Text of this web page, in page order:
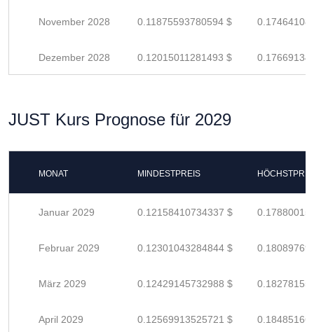
November 2028 0.11875593780594 $
Dezember 2028 0.12015011281493 $
JUST Kurs Prognose für 2029
MONAT MINDESTPREIS
Januar 2029 0.12158410734337 $
Februar 2029 0.12301043284844 $
März 2029 0.12429145732988 $
April 2029 0.12569913525721 $